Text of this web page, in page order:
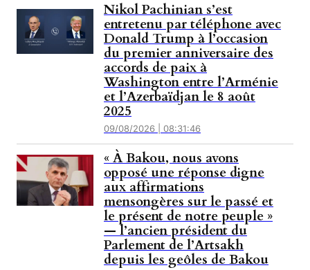
Nikol Pachinian s’est
entretenu par téléphone avec
Donald Trump à l’occasion
du premier anniversaire des
accords de paix à
Washington entre l’Arménie
et l’Azerbaïdjan le 8 août
2025
09/08/2026 | 08:31:46
« À Bakou, nous avons
opposé une réponse digne
aux affirmations
mensongères sur le passé et
le présent de notre peuple »
— l’ancien président du
Parlement de l’Artsakh
depuis les geôles de Bakou